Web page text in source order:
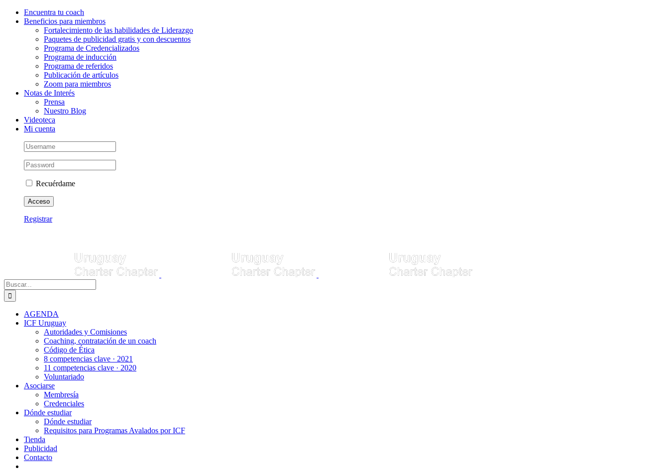
Saltar
Instagram
Facebook
LinkedIn
YouTube
Correo
electrónico
Encuentra tu coach
Beneficios para miembros
Fortalecimiento de las habilidades de Liderazgo
Paquetes de publicidad gratis y con descuentos
Programa de Credencializados
Programa de inducción
Programa de referidos
Publicación de artículos
Zoom para miembros
Notas de Interés
Prensa
Nuestro Blog
Videoteca
Mi cuenta
Recuérdame
Registrar
Buscar:
AGENDA
ICF Uruguay
Autoridades y Comisiones
Coaching, contratación de un coach
Código de Ética
8 competencias clave · 2021
11 competencias clave · 2020
Voluntariado
Asociarse
Membresía
Credenciales
Dónde estudiar
Dónde estudiar
Requisitos para Programas Avalados por ICF
Tienda
Publicidad
Contacto